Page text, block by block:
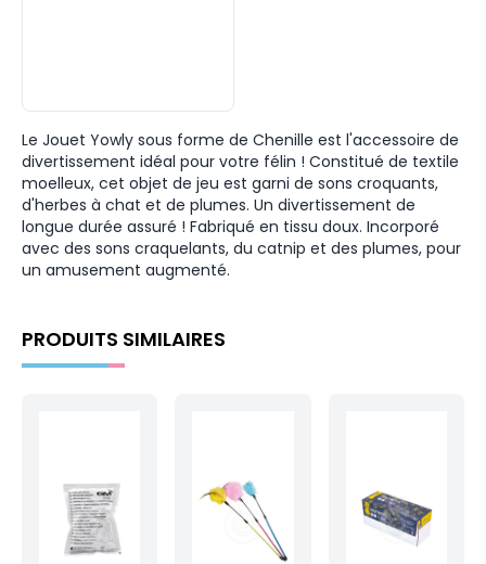
Le Jouet Yowly sous forme de Chenille est l'accessoire de
divertissement idéal pour votre félin ! Constitué de textile
moelleux, cet objet de jeu est garni de sons croquants,
d'herbes à chat et de plumes. Un divertissement de
longue durée assuré ! Fabriqué en tissu doux. Incorporé
avec des sons craquelants, du catnip et des plumes, pour
un amusement augmenté.
PRODUITS SIMILAIRES